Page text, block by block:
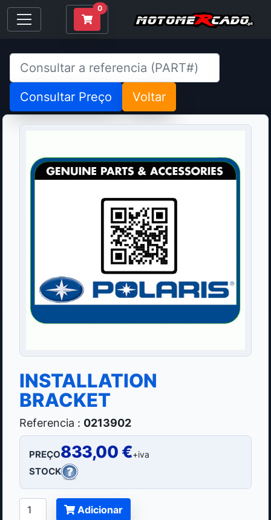
0
Consultar Preço Voltar
INSTALLATION
BRACKET
Referencia : 0213902
PREÇO833,00 €+iva
STOCK
Adicionar